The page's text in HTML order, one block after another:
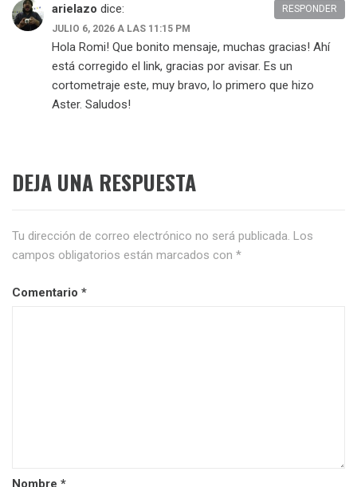
arielazo dice:
JULIO 6, 2026 A LAS 11:15 PM
Hola Romi! Que bonito mensaje, muchas gracias! Ahí
está corregido el link, gracias por avisar. Es un
cortometraje este, muy bravo, lo primero que hizo
Aster. Saludos!
RESPONDER
DEJA UNA RESPUESTA
Tu dirección de correo electrónico no será publicada. Los
campos obligatorios están marcados con *
Comentario *
Nombre *